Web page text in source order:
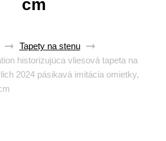
cm
Tapety na stenu
historizujúca vliesová tapeta na
2024 pásikavá imitácia omietky,